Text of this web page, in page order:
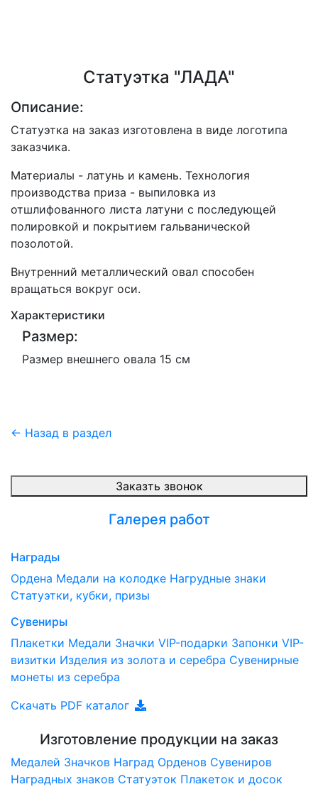
Статуэтка "ЛАДА"
Описание:
Статуэтка на заказ изготовлена в виде логотипа
заказчика.
Материалы - латунь и камень. Технология
производства приза - выпиловка из
отшлифованного листа латуни с последующей
полировкой и покрытием гальванической
позолотой.
Внутренний металлический овал способен
вращаться вокруг оси.
Характеристики
Размер:
Размер внешнего овала 15 см
← Назад в раздел
Заказть звонок
Галерея работ
Награды
Ордена Медали на колодке Нагрудные знаки
Статуэтки, кубки, призы
Сувениры
Плакетки Медали Значки VIP-подарки Запонки VIP-
визитки Изделия из золота и серебра Сувенирные
монеты из серебра
Скачать PDF каталог
Изготовление продукции на заказ
Медалей Значков Наград Орденов Сувениров
Наградныx знаков Статуэток Плакеток и досок